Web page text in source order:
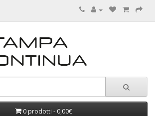
0 prodotti - 0,00€